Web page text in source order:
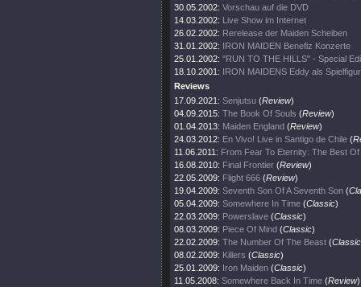
30.05.2002: Vorschau auf die DVD
14.03.2002: Live Show im Internet
26.02.2002: Rerelease der Maiden Scheiben
31.01.2002: IRON MAIDEN Benefiz Konzerte
25.01.2002: "RUN TO THE HILLS" - Special
18.10.2001: IRON MAIDENS Eddy als Spielfigur
Reviews
17.09.2021: Senjutsu (Review)
04.09.2015: The Book Of Souls (Review)
01.04.2013: Maiden England (Review)
24.03.2012: En Vivo! Live in Santigo de Chile (
11.06.2011: From Fear To Eternity: The Best
16.08.2010: Final Frontier (Review)
22.05.2009: Flight 666 (Review)
19.04.2009: Seventh Son Of A Seventh Son (
05.04.2009: Somewhere In Time (Classic)
22.03.2009: Powerslave (Classic)
08.03.2009: Piece Of Mind (Classic)
22.02.2009: The Number Of The Beast (Classic
08.02.2009: Killers (Classic)
25.01.2009: Iron Maiden (Classic)
11.05.2008: Somewhere Back In Time (Review)